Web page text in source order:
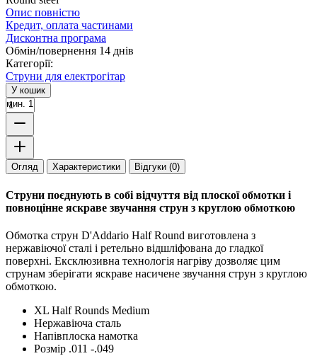
Опис повністю
Кредит, оплата частинами
Дисконтна програма
Обмін/повернення 14 днів
Категорії:
Струни для електрогітар
У кошик
мин. 1
Огляд Характеристики Відгуки (0)
Струни поєднують в собі відчуття від плоскої обмотки і
повноцінне яскраве звучання струн з круглою обмоткою
Обмотка струн D'Addario Half Round виготовлена з
нержавіючої сталі і ретельно відшліфована до гладкої
поверхні. Ексклюзивна технологія нагріву дозволяє цим
струнам зберігати яскраве насичене звучання струн з круглою
обмоткою.
XL Half Rounds Medium
Нержавіюча сталь
Напівплоска намотка
Розмір .011 -.049